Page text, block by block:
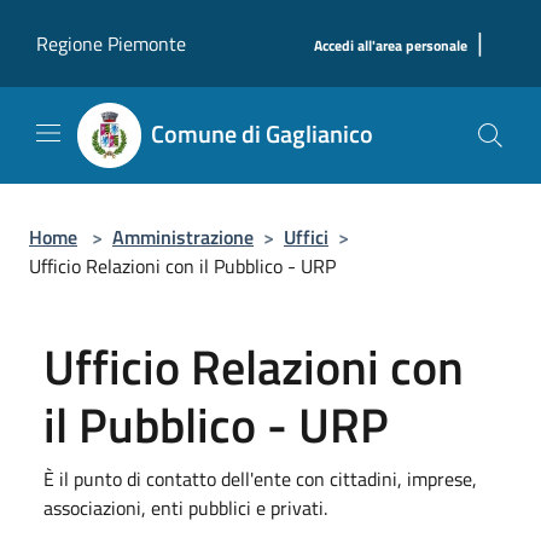
Regione Piemonte
Accedi all'area personale |
Comune di Gaglianico
Home > Amministrazione > Uffici >
Ufficio Relazioni con il Pubblico - URP
Ufficio Relazioni con
il Pubblico - URP
È il punto di contatto dell'ente con cittadini, imprese,
associazioni, enti pubblici e privati.